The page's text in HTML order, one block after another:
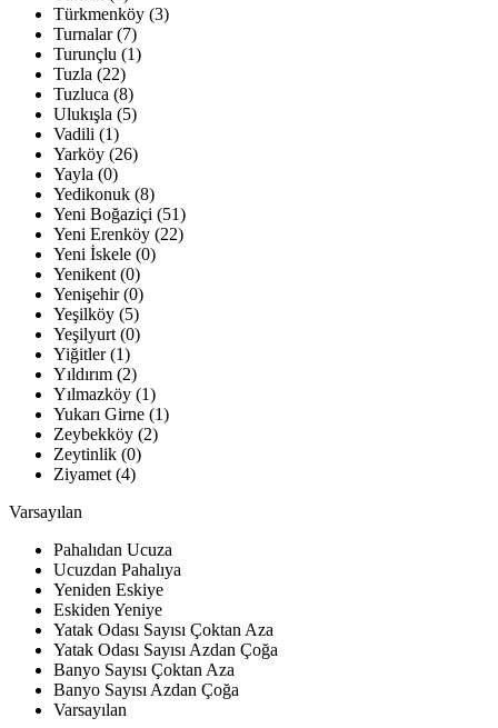
Türkmenköy (3)
Turnalar (7)
Turunçlu (1)
Tuzla (22)
Tuzluca (8)
Ulukışla (5)
Vadili (1)
Yarköy (26)
Yayla (0)
Yedikonuk (8)
Yeni Boğaziçi (51)
Yeni Erenköy (22)
Yeni İskele (0)
Yenikent (0)
Yenişehir (0)
Yeşilköy (5)
Yeşilyurt (0)
Yiğitler (1)
Yıldırım (2)
Yılmazköy (1)
Yukarı Girne (1)
Zeybekköy (2)
Zeytinlik (0)
Ziyamet (4)
Varsayılan
Pahalıdan Ucuza
Ucuzdan Pahalıya
Yeniden Eskiye
Eskiden Yeniye
Yatak Odası Sayısı Çoktan Aza
Yatak Odası Sayısı Azdan Çoğa
Banyo Sayısı Çoktan Aza
Banyo Sayısı Azdan Çoğa
Varsayılan